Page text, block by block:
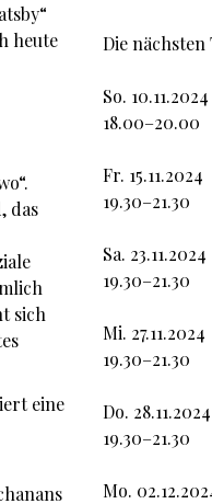
heute
das
sich
eine
Die nächsten
So. 10.11.2024
18.00–20.00
Fr. 15.11.2024
19.30–21.30
Sa. 23.11.2024
19.30–21.30
Mi. 27.11.2024
19.30–21.30
Do. 28.11.2024
19.30–21.30
Mo.